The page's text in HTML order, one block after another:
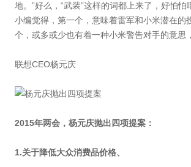
地。”好么，“武装”这样的词都上来了，好怕怕
小编觉得，第一个，意味着雷军和小米潜在的
个，或多或少也有着一种小米警告对手的意思
联想CEO杨元庆
2015年两会，杨元庆抛出四项提案：
1.关于降低大众消费品价格、